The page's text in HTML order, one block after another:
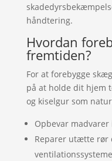
håndtering.
Hvordan
fremtiden?
For at forebygge
på at holde dit hjem
og kiselgur som
Opbevar
Reparer utætte rør